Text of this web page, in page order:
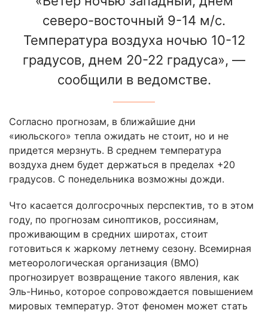
северо-восточный 9-14 м/с.
Температура воздуха ночью 10-12
градусов, днем 20-22 градуса», —
сообщили в ведомстве.
Согласно прогнозам, в ближайшие дни
«июльского» тепла ожидать не стоит, но и не
придется мерзнуть. В среднем температура
воздуха днем будет держаться в пределах +20
градусов. С понедельника возможны дожди.
Что касается долгосрочных перспектив, то в этом
году, по прогнозам синоптиков, россиянам,
проживающим в средних широтах, стоит
готовиться к жаркому летнему сезону. Всемирная
метеорологическая организация (ВМО)
прогнозирует возвращение такого явления, как
Эль-Ниньо, которое сопровождается повышением
мировых температур. Этот феномен может стать